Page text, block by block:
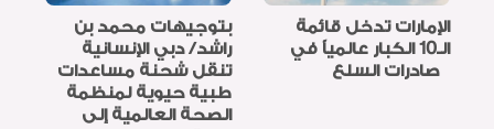
بتوجيهات محمد بن
راشد/ دبي الإنسانية
تنقل شحنة مساعدات
طبية حيوية لمنظمة
الصحة العالمية إلى
الإمارات تدخل قائمة
الـ10 الكبار عالمياً في
صادرات السلع